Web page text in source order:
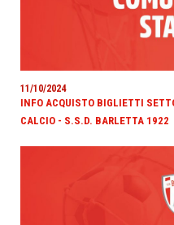
11/10/2024
INFO ACQUISTO BIGLIETTI
CALCIO - S.S.D. BARLETTA 1922